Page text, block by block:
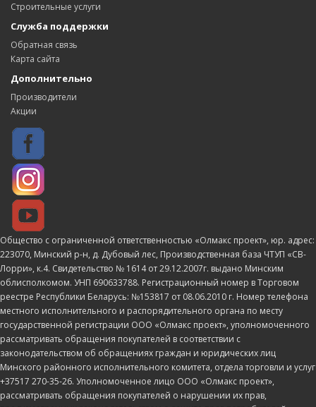
Строительные услуги
Служба поддержки
Обратная связь
Карта сайта
Дополнительно
Производители
Акции
Общество с ограниченной ответственностью «Олмакс проект», юр. адрес:
223070, Минский р-н, д. Дубовый лес, Производственная база ЧТУП «СВ-
Лорри», к.4. Свидетельство № 1614 от 29.12.2007г. выдано Минским
облисполкомом. УНП 690633788. Регистрационный номер в Торговом
реестре Республики Беларусь: №153817 от 08.06.2010 г. Номер телефона
местного исполнительного и распорядительного органа по месту
государственной регистрации ООО «Олмакс проект», уполномоченного
рассматривать обращения покупателей в соответствии с
законодательством об обращениях граждан и юридических лиц
Минского районного исполнительного комитета, отдела торговли и услуг
+37517 270-35-26. Уполномоченное лицо ООО «Олмакс проект»,
рассматривать обращения покупателей о нарушении их прав,